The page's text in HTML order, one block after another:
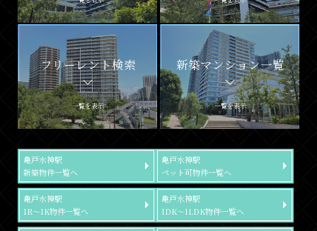
フリーレント検索
一覧を表示
新築マンション一覧
一覧を表示
亀戸水神駅
新築物件一覧へ
亀戸水神駅
ペット可物件一覧へ
亀戸水神駅
1R～1K物件一覧へ
亀戸水神駅
1DK～1LDK物件一覧へ